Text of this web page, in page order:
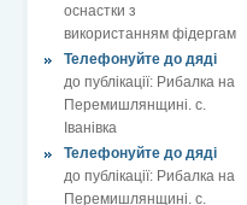
оснастки з
використанням фідергам
Телефонуйте до дяді
до публікації: Рибалка на
Перемишлянщині. с.
Іванівка
Телефонуйте до дяді
до публікації: Рибалка на
Перемишлянщині. с.